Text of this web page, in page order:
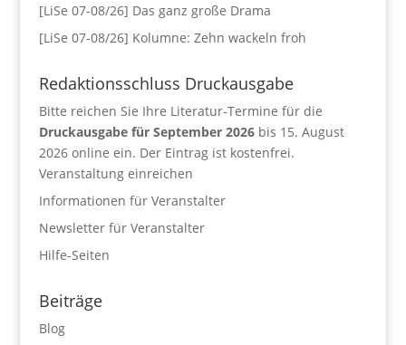
[LiSe 07-08/26] Das ganz große Drama
[LiSe 07-08/26] Kolumne: Zehn wackeln froh
Redaktionsschluss Druckausgabe
Bitte reichen Sie Ihre Literatur-Termine für die
Druckausgabe für September 2026bis 15. August
2026 online ein. Der Eintrag ist kostenfrei.
Veranstaltung einreichen
Informationen für Veranstalter
Newsletter für Veranstalter
Hilfe-Seiten
Beiträge
Blog